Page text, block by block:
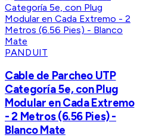
PANDUIT
Cable de Parcheo UTP
Categoría 5e, con Plug
Modular en Cada Extremo
- 2 Metros (6.56 Pies) -
Blanco Mate